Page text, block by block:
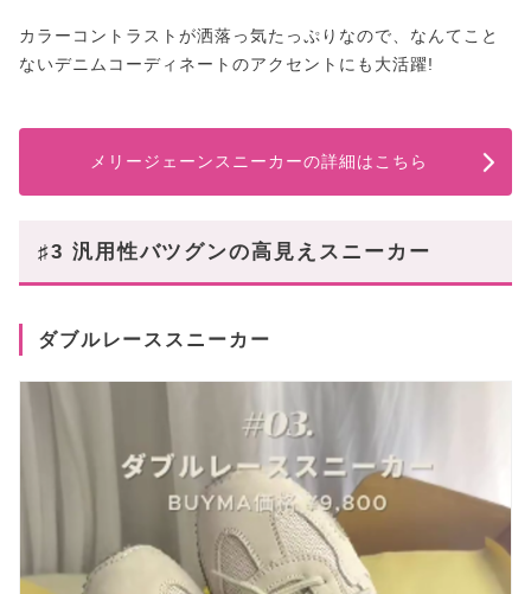
カラーコントラストが洒落っ気たっぷりなので、なんてこと
ないデニムコーディネートのアクセントにも大活躍!
メリージェーンスニーカーの詳細はこちら
♯3 汎用性バツグンの高見えスニーカー
ダブルレーススニーカー